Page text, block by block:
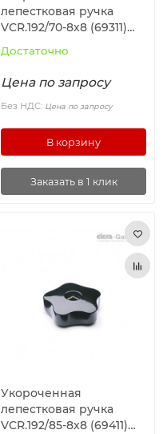
лепестковая ручка
VCR.192/70-8x8 (69311)
Достаточно
Цена по запросу
Без НДС: Цена по запросу
В корзину
Заказать в 1 клик
Укороченная
лепестковая ручка
VCR.192/85-8x8 (69411)